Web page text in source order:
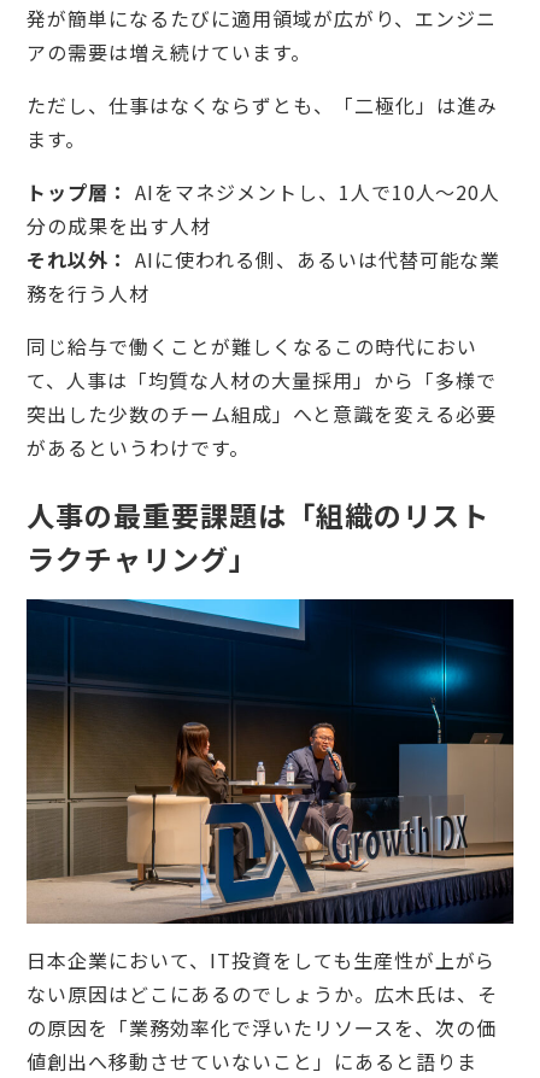
発が簡単になるたびに適用領域が広がり、エンジニ
アの需要は増え続けています。
ただし、仕事はなくならずとも、「二極化」は進み
ます。
トップ層： AIをマネジメントし、1人で10人〜20人
分の成果を出す人材
それ以外： AIに使われる側、あるいは代替可能な業
務を行う人材
同じ給与で働くことが難しくなるこの時代におい
て、人事は「均質な人材の大量採用」から「多様で
突出した少数のチーム組成」へと意識を変える必要
があるというわけです。
人事の最重要課題は「組織のリスト
ラクチャリング」
日本企業において、IT投資をしても生産性が上がら
ない原因はどこにあるのでしょうか。広木氏は、そ
の原因を「業務効率化で浮いたリソースを、次の価
値創出へ移動させていないこと」にあると語りま